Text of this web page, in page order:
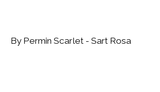
By Permin Scarlet - Sart Rosa